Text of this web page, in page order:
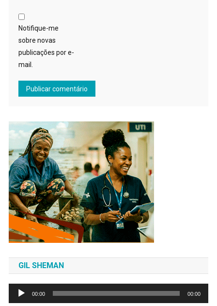
Notifique-me
sobre novas
publicações por e-
mail.
GIL SHEMAN
Tocador
de
00:00 00:00